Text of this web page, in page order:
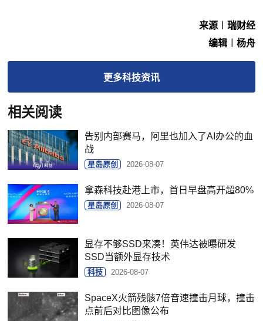
来源︱瑞财经
编辑︱杨舟
更多科技资讯
相关阅读
告别内部赛马，阿里也加入了AI办公的血
战
星岛原创 2026-08-07
拿森科技赴港上市，首日早盘高开超80%
星岛原创 2026-08-07
显存不够SSD来凑！英伟达被曝研发
SSD当额外显存技术
科技 2026-08-07
SpaceX火箭残骸7倍音速撞击月球，撞击
点前后对比图像公布